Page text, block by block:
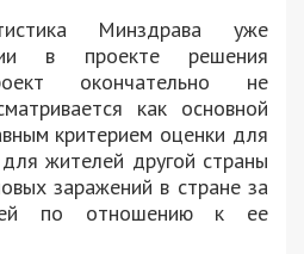
Минздрава уже
в проекте решения
окончательно не
как основной
критерием оценки для
жителей другой страны
заражений в стране за
по отношению к ее